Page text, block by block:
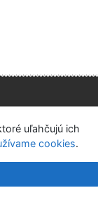
cookies
Slovakia, s.r.o.
uľahčujú ich
cookies.